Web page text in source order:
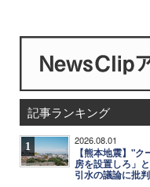
記事ランキング
1 2026.08.01
【熊本地震】"
房を設置しろ」
引水の議論に批